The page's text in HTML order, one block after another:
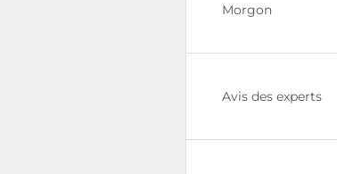
Morgon
Avis des experts